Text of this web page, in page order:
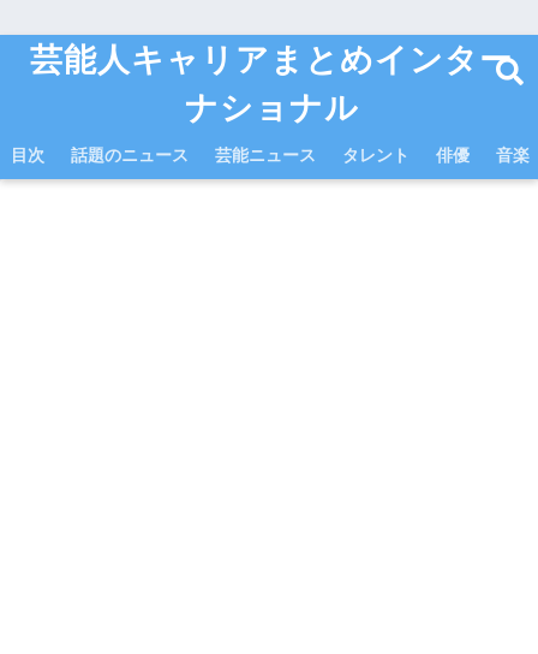
芸能人キャリアまとめインター
ナショナル
目次 話題のニュース 芸能ニュース タレント 俳優 音楽